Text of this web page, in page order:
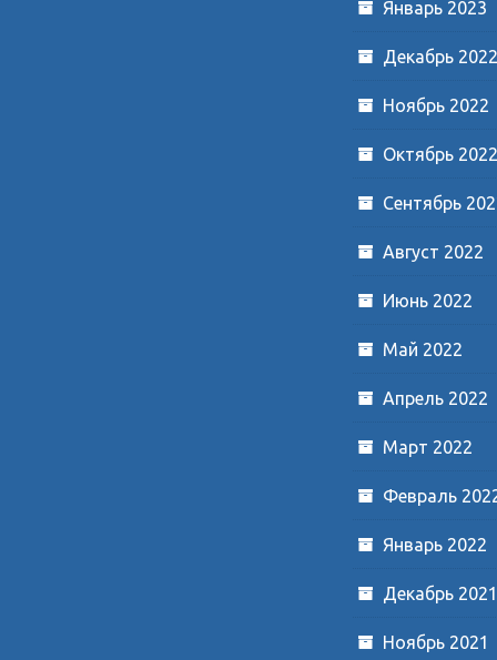
Январь 2023
Декабрь 2022
Ноябрь 2022
Октябрь 2022
Сентябрь
Август 2022
Июнь 2022
Май 2022
Апрель 2022
Март 2022
Февраль
Январь 2022
Декабрь 2021
Ноябрь 2021